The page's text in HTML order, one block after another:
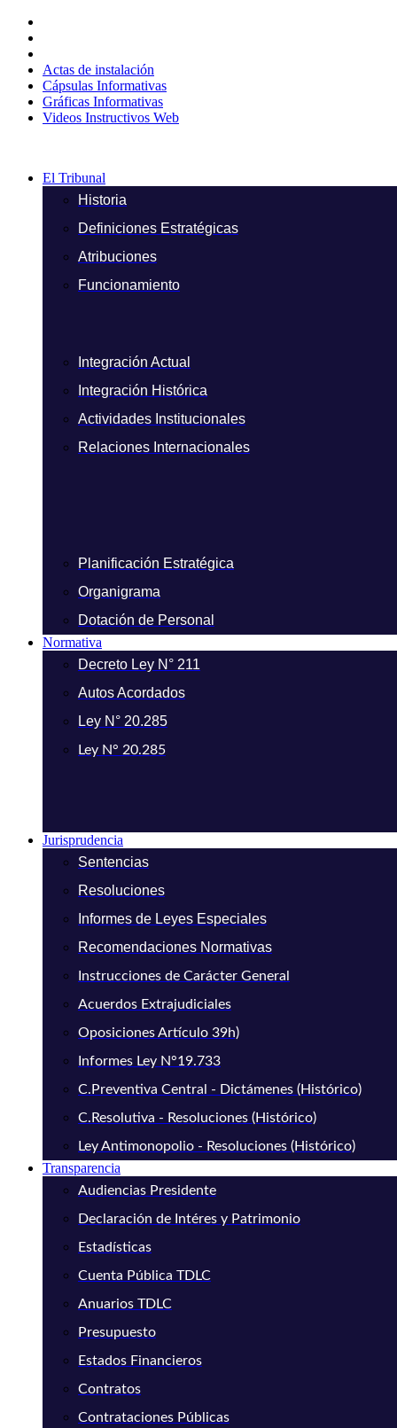
contenido
Actas de instalación
Cápsulas Informativas
Gráficas Informativas
Videos Instructivos Web
El Tribunal
Historia
Definiciones Estratégicas
Atribuciones
Funcionamiento
Integración Actual
Integración Histórica
Actividades Institucionales
Relaciones Internacionales
Planificación Estratégica
Organigrama
Dotación de Personal
Normativa
Decreto Ley N° 211
Autos Acordados
Ley N° 20.285
Ley N° 20.285
Jurisprudencia
Sentencias
Resoluciones
Informes de Leyes Especiales
Recomendaciones Normativas
Instrucciones de Carácter General
Acuerdos Extrajudiciales
Oposiciones Artículo 39h)
Informes Ley N°19.733
C.Preventiva Central - Dictámenes (Histórico)
C.Resolutiva - Resoluciones (Histórico)
Ley Antimonopolio - Resoluciones (Histórico)
Transparencia
Audiencias Presidente
Declaración de Intéres y Patrimonio
Estadísticas
Cuenta Pública TDLC
Anuarios TDLC
Presupuesto
Estados Financieros
Contratos
Contrataciones Públicas